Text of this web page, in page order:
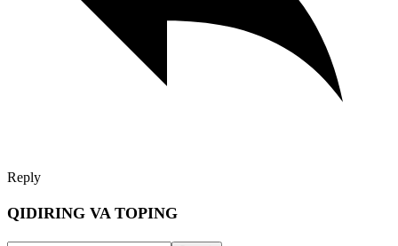
Reply
QIDIRING VA TOPING